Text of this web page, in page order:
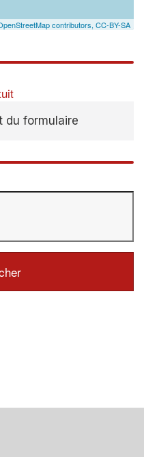
contributors, CC-BY-SA
du formulaire